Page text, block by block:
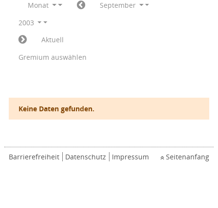
Monat
September
2003
Aktuell
Gremium auswählen
Keine Daten gefunden.
Barrierefreiheit Datenschutz Impressum Seitenanfang